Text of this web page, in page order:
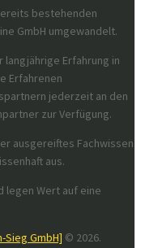
bestehenden
GmbH umgewandelt.
Erfahrung in
Erfahrenen
jederzeit an den
zur Verfügung.
ausgereiftes Fachwissen
aus.
legen Wert auf eine
Sieg GmbH] © 2026.